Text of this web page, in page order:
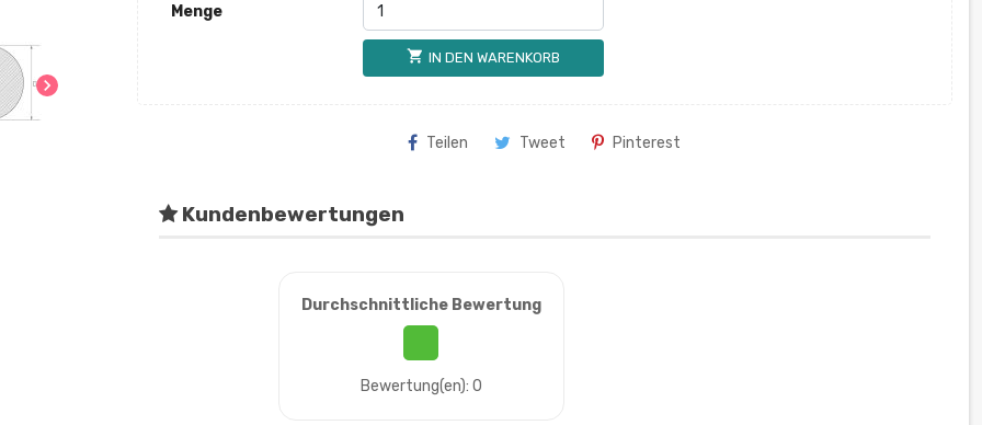
chevron_right
Menge
shopping_cart IN DEN WARENKORB
Teilen Tweet Pinterest
Kundenbewertungen
Durchschnittliche Bewertung
Bewertung(en): 0